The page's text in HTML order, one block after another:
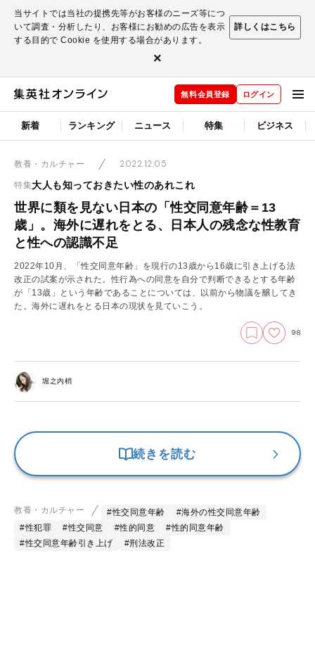
当サイトでは当社の提携先等がお客様のニーズ等につ
いて調査・分析したり、お客様にお勧めの広告を表示
する目的で Cookie を使用する場合があります。
詳しくはこちら
×
無料会員登録 ログイン
新着 ランキング ニュース 特集 ビジネス
教養・カルチャー 2022.12.05
特集大人も知っておきたい性のあれこれ
世界に類を見ない日本の「性交同意年齢＝13
歳」。海外に遅れをとる、日本人の残念な性教育
と性への認識不足
2022年10月、「性交同意年齢」を現行の13歳から16歳に引き上げる法
改正の試案が示された。性行為への同意を自分で判断できるとする年齢
が「13歳」という年齢であることについては、以前から物議を醸してき
た。海外に遅れをとる日本の現状を見ていこう。
98
堀之内梢
続きを読む
教養・カルチャー #性交同意年齢
#海外の性交同意年齢
#性犯罪
#性交同意 #性的同意
#性的同意年齢
#性交同意年齢引き上げ
#刑法改正